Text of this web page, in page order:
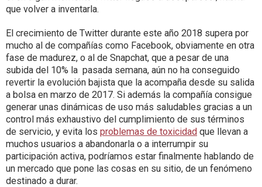
que volver a inventarla.
El crecimiento de Twitter durante este año 2018 supera por
mucho al de compañías como Facebook, obviamente en otra
fase de madurez, o al de Snapchat, que a pesar de una
subida del 10% la pasada semana, aún no ha conseguido
revertir la evolución bajista que la acompaña desde su salida
a bolsa en marzo de 2017. Si además la compañía consigue
generar unas dinámicas de uso más saludables gracias a un
control más exhaustivo del cumplimiento de sus términos
de servicio, y evita los problemas de toxicidad que llevan a
muchos usuarios a abandonarla o a interrumpir su
participación activa, podríamos estar finalmente hablando de
un mercado que pone las cosas en su sitio, de un fenómeno
destinado a durar.